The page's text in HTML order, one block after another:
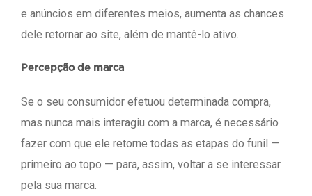
e anúncios em diferentes meios, aumenta as chances
dele retornar ao site, além de mantê-lo ativo.
Percepção de marca
Se o seu consumidor efetuou determinada compra,
mas nunca mais interagiu com a marca, é necessário
fazer com que ele retorne todas as etapas do funil —
primeiro ao topo — para, assim, voltar a se interessar
pela sua marca.